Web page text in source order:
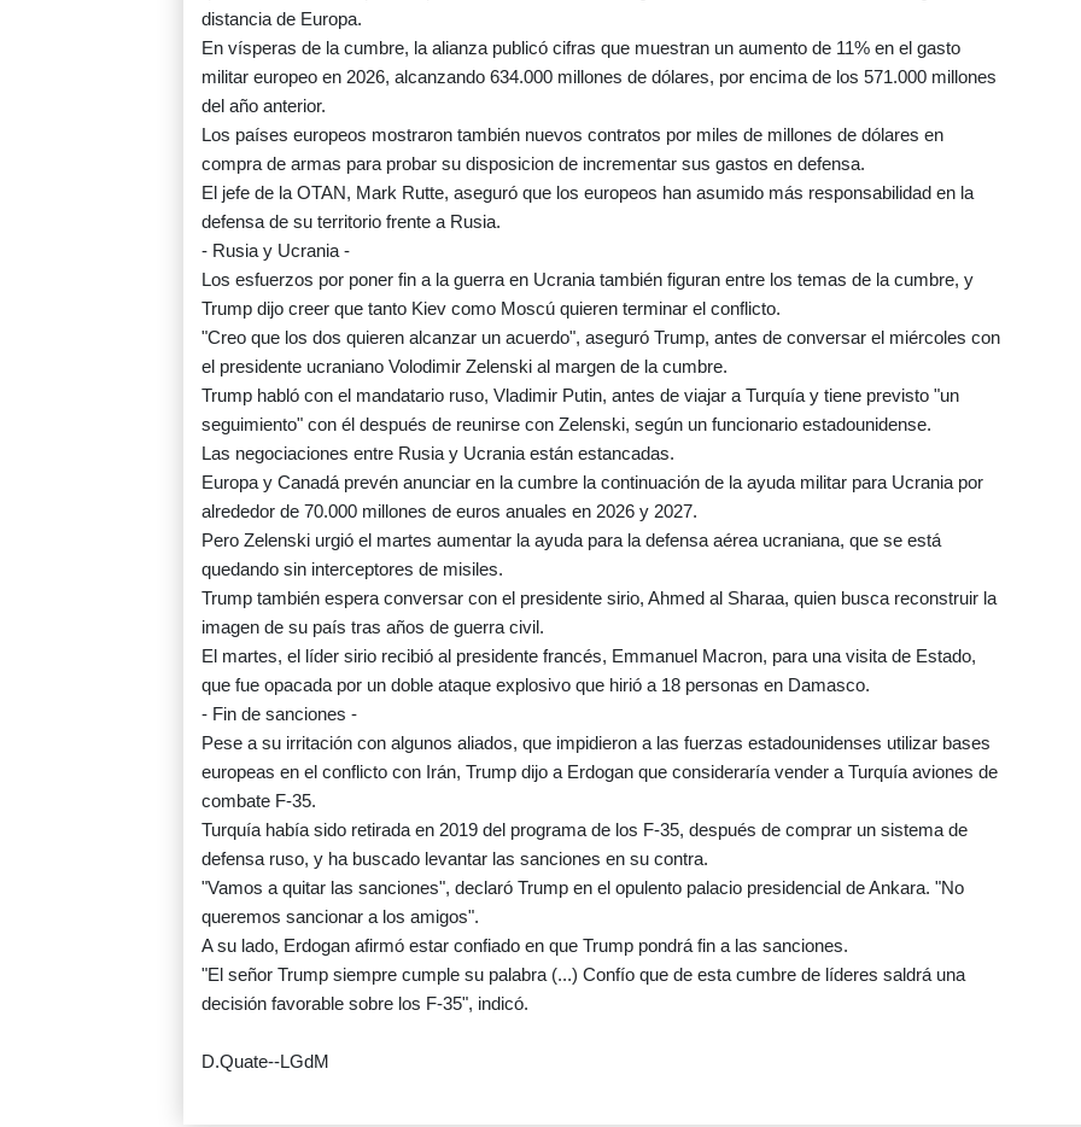
distancia de Europa.
En vísperas de la cumbre, la alianza publicó cifras que muestran un aumento de 11% en el gasto
militar europeo en 2026, alcanzando 634.000 millones de dólares, por encima de los 571.000 millones
del año anterior.
Los países europeos mostraron también nuevos contratos por miles de millones de dólares en
compra de armas para probar su disposicion de incrementar sus gastos en defensa.
El jefe de la OTAN, Mark Rutte, aseguró que los europeos han asumido más responsabilidad en la
defensa de su territorio frente a Rusia.
- Rusia y Ucrania -
Los esfuerzos por poner fin a la guerra en Ucrania también figuran entre los temas de la cumbre, y
Trump dijo creer que tanto Kiev como Moscú quieren terminar el conflicto.
"Creo que los dos quieren alcanzar un acuerdo", aseguró Trump, antes de conversar el miércoles con
el presidente ucraniano Volodimir Zelenski al margen de la cumbre.
Trump habló con el mandatario ruso, Vladimir Putin, antes de viajar a Turquía y tiene previsto "un
seguimiento" con él después de reunirse con Zelenski, según un funcionario estadounidense.
Las negociaciones entre Rusia y Ucrania están estancadas.
Europa y Canadá prevén anunciar en la cumbre la continuación de la ayuda militar para Ucrania por
alrededor de 70.000 millones de euros anuales en 2026 y 2027.
Pero Zelenski urgió el martes aumentar la ayuda para la defensa aérea ucraniana, que se está
quedando sin interceptores de misiles.
Trump también espera conversar con el presidente sirio, Ahmed al Sharaa, quien busca reconstruir la
imagen de su país tras años de guerra civil.
El martes, el líder sirio recibió al presidente francés, Emmanuel Macron, para una visita de Estado,
que fue opacada por un doble ataque explosivo que hirió a 18 personas en Damasco.
- Fin de sanciones -
Pese a su irritación con algunos aliados, que impidieron a las fuerzas estadounidenses utilizar bases
europeas en el conflicto con Irán, Trump dijo a Erdogan que consideraría vender a Turquía aviones de
combate F-35.
Turquía había sido retirada en 2019 del programa de los F-35, después de comprar un sistema de
defensa ruso, y ha buscado levantar las sanciones en su contra.
"Vamos a quitar las sanciones", declaró Trump en el opulento palacio presidencial de Ankara. "No
queremos sancionar a los amigos".
A su lado, Erdogan afirmó estar confiado en que Trump pondrá fin a las sanciones.
"El señor Trump siempre cumple su palabra (...) Confío que de esta cumbre de líderes saldrá una
decisión favorable sobre los F-35", indicó.
D.Quate--LGdM